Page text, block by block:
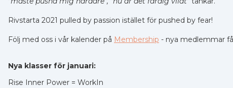
Rivstarta 2021 pulled by passion istället för pushed by fear!
Följ med oss i vår kalender på Membership - nya medlemmar
Nya klasser för januari:
Rise Inner Power = WorkIn